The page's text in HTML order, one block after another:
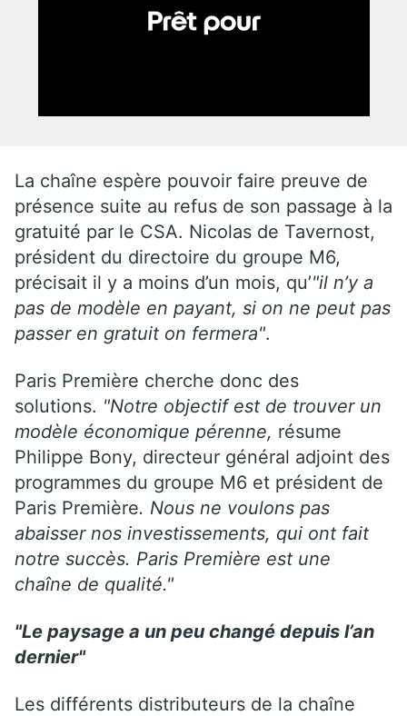
La chaîne espère pouvoir faire preuve de
présence suite au refus de son passage à la
gratuité par le CSA. Nicolas de Tavernost,
président du directoire du groupe M6,
précisait il y a moins d’un mois, qu’"il n’y a
pas de modèle en payant, si on ne peut pas
passer en gratuit on fermera".
Paris Première cherche donc des
solutions. "Notre objectif est de trouver un
modèle économique pérenne, résume
Philippe Bony, directeur général adjoint des
programmes du groupe M6 et président de
Paris Première. Nous ne voulons pas
abaisser nos investissements, qui ont fait
notre succès. Paris Première est une
chaîne de qualité."
"Le paysage a un peu changé depuis l’an
dernier"
Les différents distributeurs de la chaîne